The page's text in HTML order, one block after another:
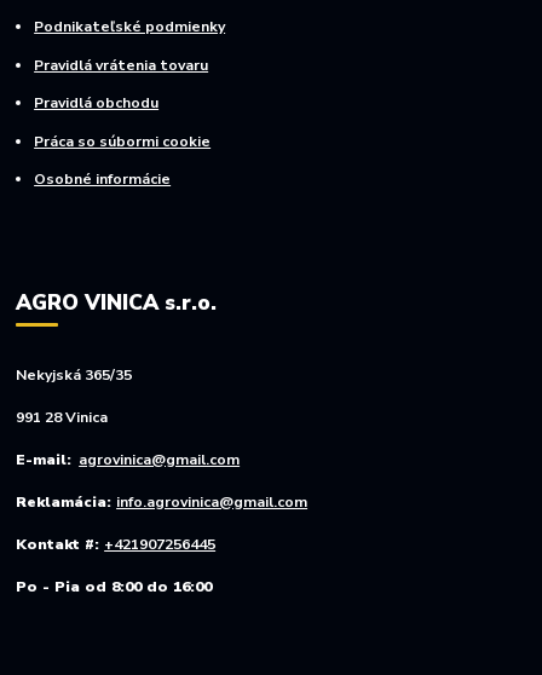
Podnikateľské podmienky
Pravidlá vrátenia tovaru
Pravidlá obchodu
Práca so súbormi cookie
Osobné informácie
AGRO VINICA s.r.o.
Nekyjská 365/35
991 28 Vinica
E-mail: agrovinica@gmail.com
Reklamácia: info.agrovinica@gmail.com
Kontakt #: +421907256445
Po - Pia od 8:00 do 16:00